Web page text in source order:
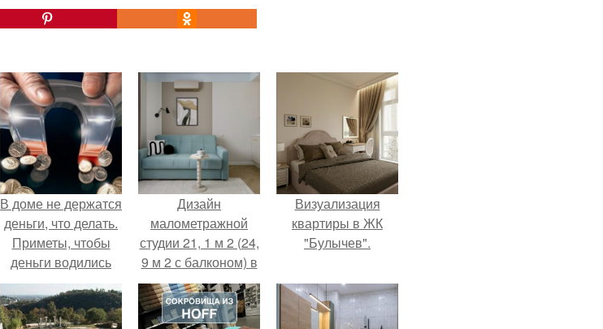
В доме не держатся
деньги, что делать.
Приметы, чтобы
деньги водились
Дизайн
малометражной
студии 21, 1 м 2 (24,
9 м 2 с балконом) в
Краснодаре.
Визуализация
квартиры в ЖК
"Булычев".